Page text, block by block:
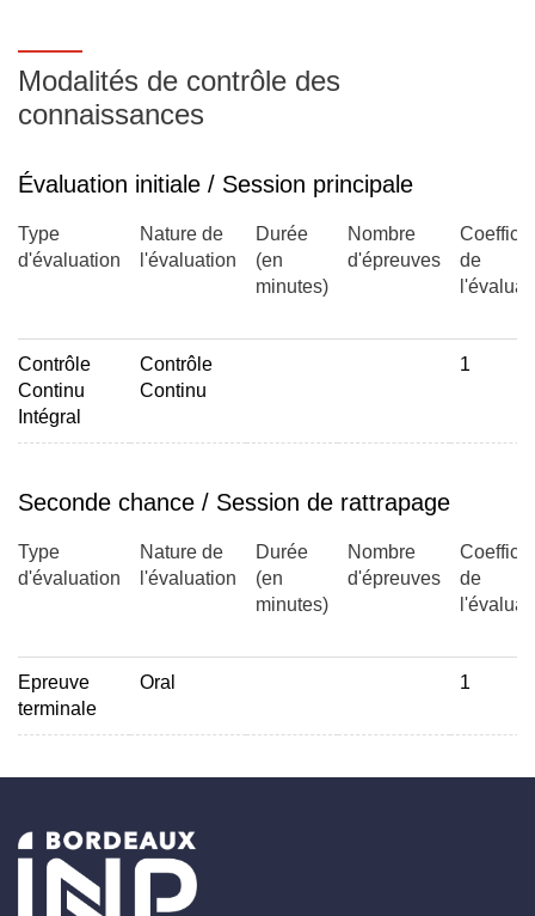
Modalités de contrôle des
connaissances
Évaluation initiale / Session principale
Type
d'évaluation
Nature de
l'évaluation
Durée
(en
minutes)
Nombre
d'épreuves
de
Contrôle
Continu
Intégral
Contrôle
Continu
1
Seconde chance / Session de rattrapage
Type
d'évaluation
Nature de
l'évaluation
Durée
(en
minutes)
Nombre
d'épreuves
de
Epreuve
terminale
Oral 1